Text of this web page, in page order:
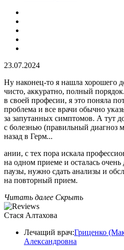
23.07.2024
Ну наконец-то я нашла хорошего
чисто, аккуратно, полный
в своей професии, я это поняла
проблема и все врачи обычно
за запутанных симптомов. А тут
с болезнью (правильный диагноз
назад в Герм...
ании, с тех пора искала
на одном приеме и осталась
паузы, нужно сдать анализы и
на повторный прием.
Читать далее Скрыть
Стася Алтахова
Лечащий врач:Гриценко
Александровна